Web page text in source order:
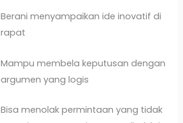
Berani menyampaikan ide inovatif di
rapat
Mampu membela keputusan dengan
argumen yang logis
Bisa menolak permintaan yang tidak